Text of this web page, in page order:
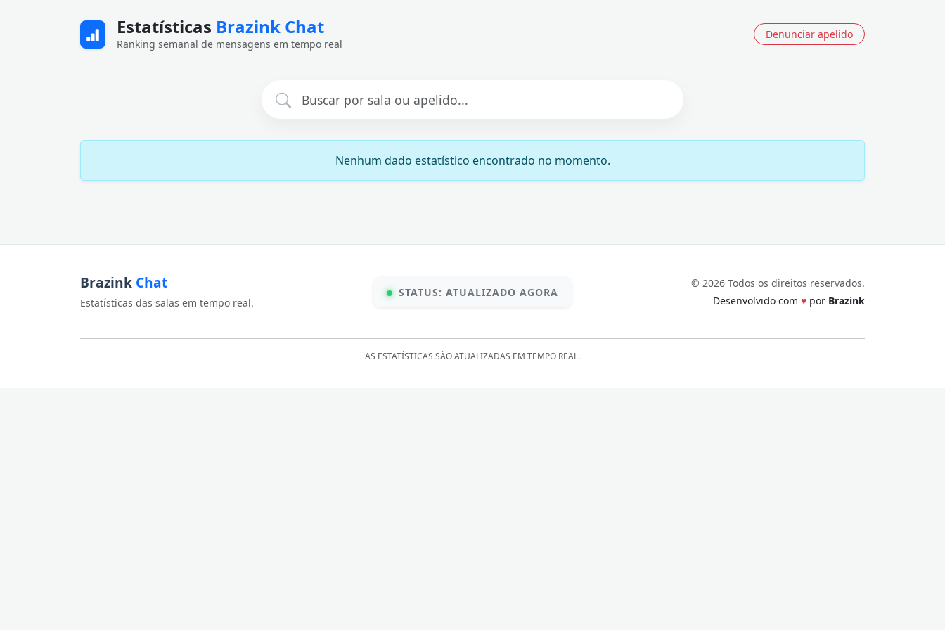
Estatísticas Brazink Chat
Ranking semanal de mensagens em tempo real
Denunciar apelido
Nenhum dado estatístico encontrado no momento.
Brazink Chat
Estatísticas das salas em tempo real.
STATUS: ATUALIZADO AGORA
© 2026 Todos os direitos reservados.
Desenvolvido com ♥ por Brazink
AS ESTATÍSTICAS SÃO ATUALIZADAS EM TEMPO REAL.